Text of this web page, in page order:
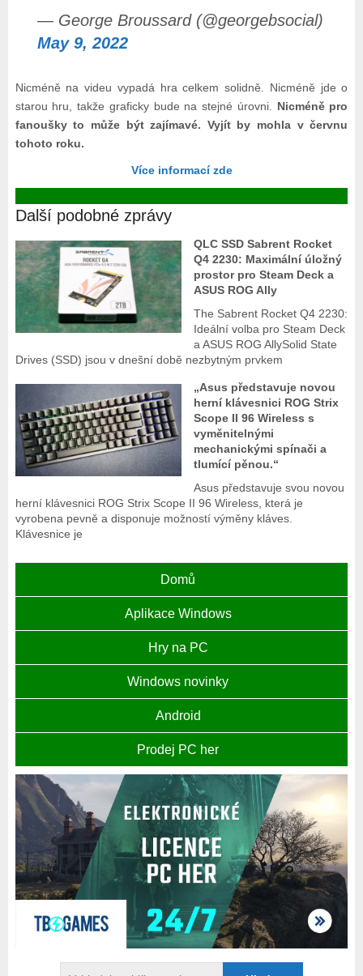
— George Broussard (@georgebsocial)
May 9, 2022
Nicméně na videu vypadá hra celkem solidně. Nicméně jde o
starou hru, takže graficky bude na stejné úrovni. Nicméně pro
fanoušky to může být zajímavé. Vyjít by mohla v červnu
tohoto roku.
Více informací zde
Další podobné zprávy
QLC SSD Sabrent Rocket
Q4 2230: Maximální úložný
prostor pro Steam Deck a
ASUS ROG Ally
The Sabrent Rocket Q4 2230:
Ideální volba pro Steam Deck
a ASUS ROG AllySolid State
Drives (SSD) jsou v dnešní době nezbytným prvkem
„Asus představuje novou
herní klávesnici ROG Strix
Scope II 96 Wireless s
vyměnitelnými
mechanickými spínači a
tlumící pěnou.“
Asus představuje svou novou
herní klávesnici ROG Strix Scope II 96 Wireless, která je
vyrobena pevně a disponuje možností výměny kláves.
Klávesnice je
Domů
Aplikace Windows
Hry na PC
Windows novinky
Android
Prodej PC her